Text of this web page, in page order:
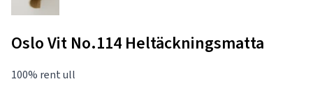
Oslo Vit No.114 Heltäckningsmatta
100% rent ull